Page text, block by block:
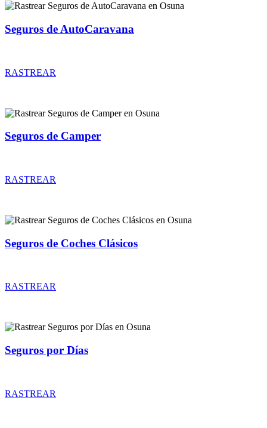
Seguros de AutoCaravana
RASTREAR
Seguros de Camper
RASTREAR
Seguros de Coches Clásicos
RASTREAR
Seguros por Días
RASTREAR